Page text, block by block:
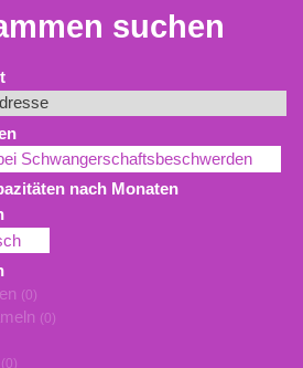
suchen
Schwangerschaftsbeschwerden
nach Monaten
(0)
(0)
(0)